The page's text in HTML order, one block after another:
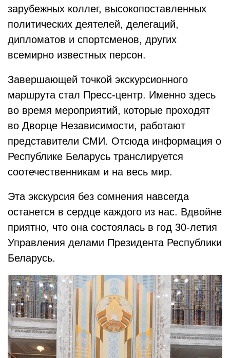
зарубежных коллег, высокопоставленных
политических деятелей, делегаций,
дипломатов и спортсменов, других
всемирно известных персон.
Завершающей точкой экскурсионного
маршрута стал Пресс-центр. Именно здесь
во время мероприятий, которые проходят
во Дворце Независимости, работают
представители СМИ. Отсюда информация о
Республике Беларусь транслируется
соотечественникам и на весь мир.
Эта экскурсия без сомнения навсегда
останется в сердце каждого из нас. Вдвойне
приятно, что она состоялась в год 30-летия
Управления делами Президента Республики
Беларусь.